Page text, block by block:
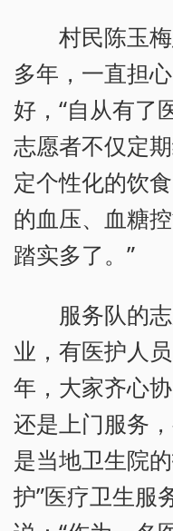
村民陈玉
多年，一直担
好，“自从有了
志愿者不仅定
定个性化的饮
的血压、血糖
踏实多了。”
服务队的
业，有医护人
年，大家齐心
还是上门服务
是当地卫生院
护”医疗卫生服